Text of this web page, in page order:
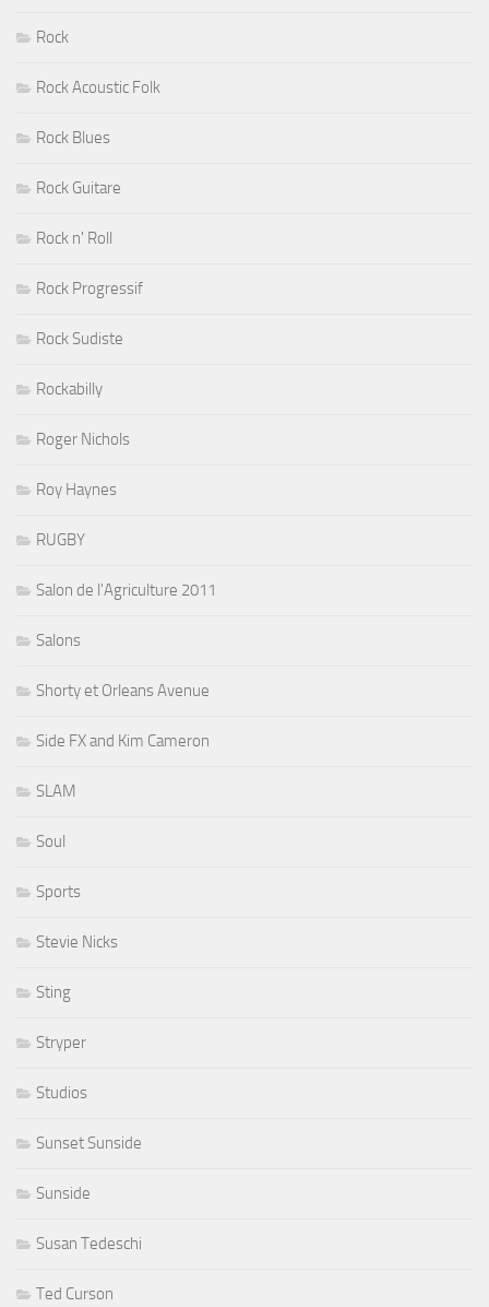
Rock
Rock Acoustic Folk
Rock Blues
Rock Guitare
Rock n' Roll
Rock Progressif
Rock Sudiste
Rockabilly
Roger Nichols
Roy Haynes
RUGBY
Salon de l'Agriculture 2011
Salons
Shorty et Orleans Avenue
Side FX and Kim Cameron
SLAM
Soul
Sports
Stevie Nicks
Sting
Stryper
Studios
Sunset Sunside
Sunside
Susan Tedeschi
Ted Curson